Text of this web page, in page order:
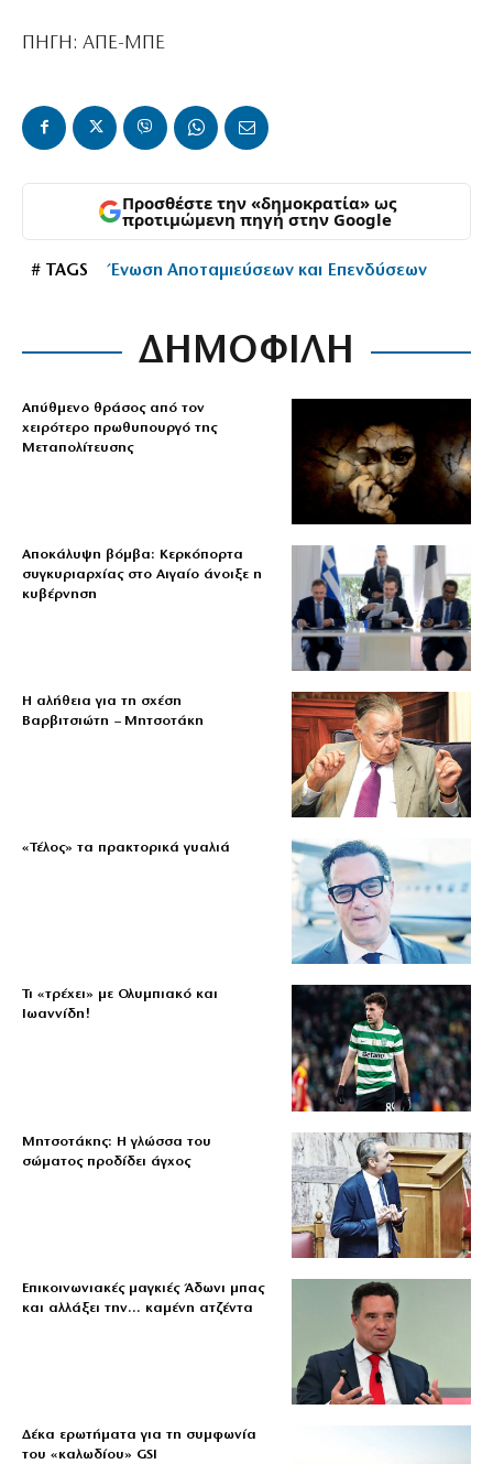
ΠΗΓΗ: ΑΠΕ-ΜΠΕ
Προσθέστε την «δημοκρατία» ως
προτιμώμενη πηγή στην Google
# TAGS Ένωση Αποταμιεύσεων και Επενδύσεων
ΔΗΜΟΦΙΛΗ
Απύθμενο θράσος από τον
χειρότερο πρωθυπουργό της
Μεταπολίτευσης
Αποκάλυψη βόμβα: Κερκόπορτα
συγκυριαρχίας στο Αιγαίο άνοιξε η
κυβέρνηση
Η αλήθεια για τη σχέση
Βαρβιτσιώτη – Μητσοτάκη
«Τέλος» τα πρακτορικά γυαλιά
Τι «τρέχει» με Ολυμπιακό και
Ιωαννίδη!
Μητσοτάκης: Η γλώσσα του
σώματος προδίδει άγχος
Επικοινωνιακές μαγκιές Άδωνι μπας
και αλλάξει την… καμένη ατζέντα
Δέκα ερωτήματα για τη συμφωνία
του «καλωδίου» GSI